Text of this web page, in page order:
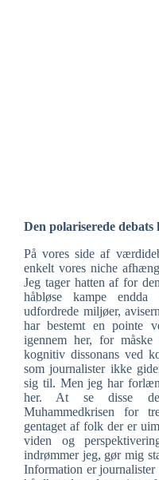
Den polariserede
På vores side af
enkelt vores niche
Jeg tager hatten af for
håbløse kampe
udfordrede miljøer,
har bestemt en pointe
igennem her, for
kognitiv dissonans ved
som journalister ikke
sig til. Men jeg har
her. At se disse
Muhammedkrisen for
gentaget af folk der er
viden og
indrømmer jeg, gør mig
Information er